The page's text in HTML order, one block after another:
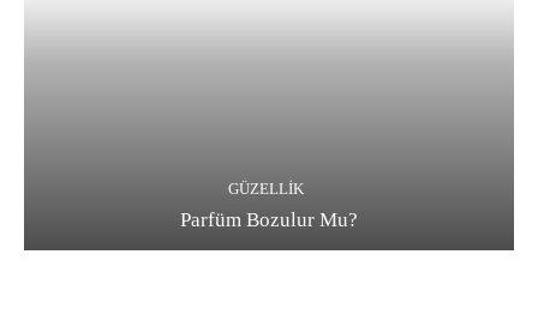
GÜZELLIK
Parfüm Bozulur Mu?